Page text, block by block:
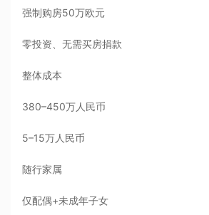
强制购房50万欧元
零投资、无需买房捐款
整体成本
380–450万人民币
5–15万人民币
随行家属
仅配偶+未成年子女